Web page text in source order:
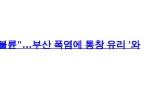
륜"…부산 폭염에 통창 유리 '와